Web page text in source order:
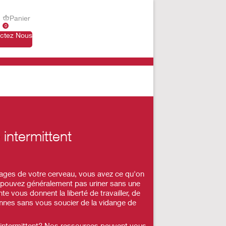
0
Panier
Nous
de votre cerveau, vous avez ce qu'on
généralement pas uriner sans une
vous donnent la liberté de travailler, de
sans vous soucier de la vidange de